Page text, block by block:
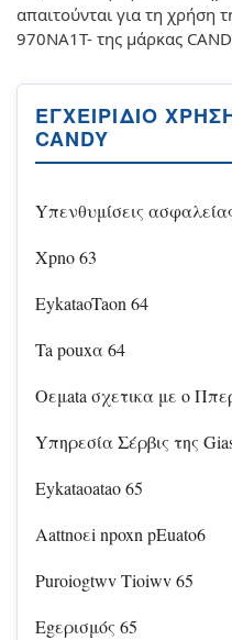
απαιτούνται για τη χρήση
970NA1T- της μάρκας
ΕΓΧΕΙΡΊΔΙΟ
CANDY
Yπενθυμίσεις
Xpno 63
EykataoTaon 64
Ta pouxα 64
Oεμata σχετικα με ο
Yπηρεσία Σέρβις της
Eykataoatao 65
Aattnoεi npoxn pEuato6
Puroiogtwv Tioiwv 65
Egερισμός 65